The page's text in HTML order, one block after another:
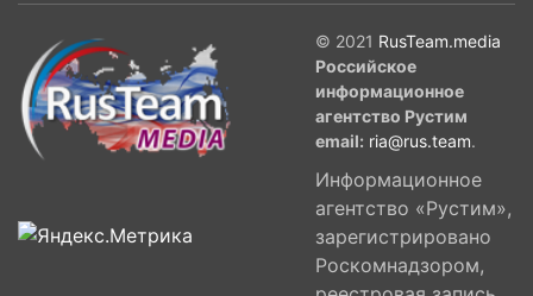
© 2021 RusTeam.media
Российское
информационное
агентство Рустим
email: ria@rus.team.
Информационное
агентство «Рустим»,
зарегистрировано
Роскомнадзором,